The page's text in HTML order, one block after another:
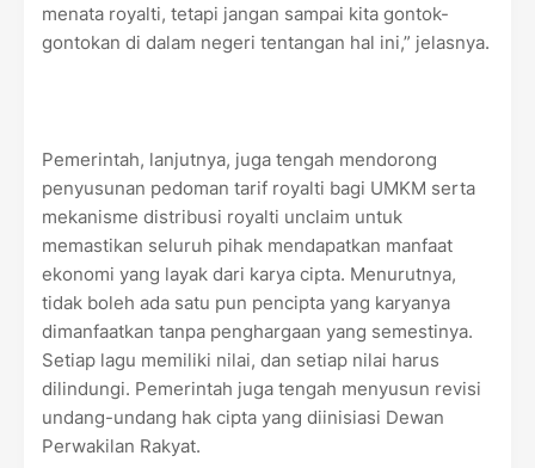
menata royalti, tetapi jangan sampai kita gontok-
gontokan di dalam negeri tentangan hal ini,” jelasnya.
Pemerintah, lanjutnya, juga tengah mendorong
penyusunan pedoman tarif royalti bagi UMKM serta
mekanisme distribusi royalti unclaim untuk
memastikan seluruh pihak mendapatkan manfaat
ekonomi yang layak dari karya cipta. Menurutnya,
tidak boleh ada satu pun pencipta yang karyanya
dimanfaatkan tanpa penghargaan yang semestinya.
Setiap lagu memiliki nilai, dan setiap nilai harus
dilindungi. Pemerintah juga tengah menyusun revisi
undang-undang hak cipta yang diinisiasi Dewan
Perwakilan Rakyat.